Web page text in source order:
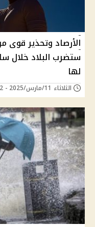
الأرصاد وتحذير قوى
ستضرب البلاد خلال
لها
الثلاثاء 11/مارس/2025 - 08:02 ص